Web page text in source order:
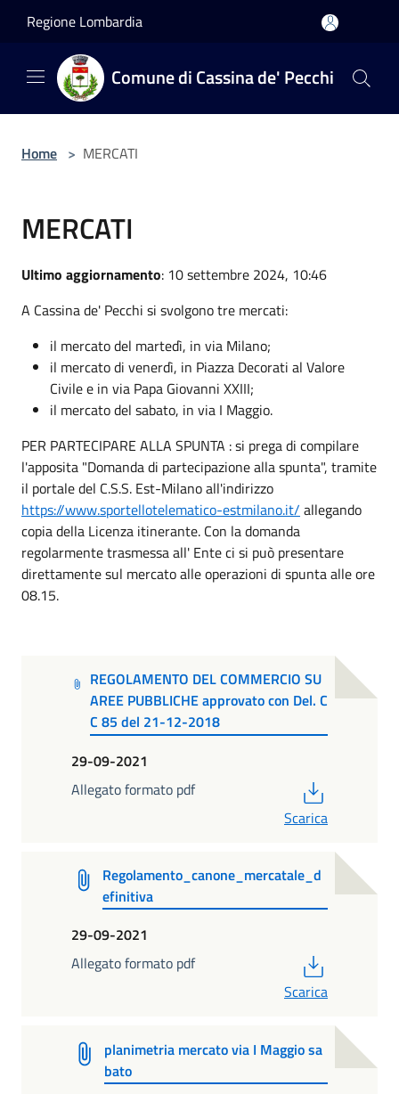
Regione Lombardia
Comune di Cassina de' Pecchi
Home > MERCATI
MERCATI
Ultimo aggiornamento: 10 settembre 2024, 10:46
A Cassina de' Pecchi si svolgono tre mercati:
il mercato del martedì, in via Milano;
il mercato di venerdì, in Piazza Decorati al Valore
Civile e in via Papa Giovanni XXIII;
il mercato del sabato, in via I Maggio.
PER PARTECIPARE ALLA SPUNTA : si prega di compilare
l'apposita "Domanda di partecipazione alla spunta", tramite
il portale del C.S.S. Est-Milano all'indirizzo
https://www.sportellotelematico-estmilano.it/ allegando
copia della Licenza itinerante. Con la domanda
regolarmente trasmessa all' Ente ci si può presentare
direttamente sul mercato alle operazioni di spunta alle ore
08.15.
REGOLAMENTO DEL COMMERCIO SU
AREE PUBBLICHE approvato con Del. C
C 85 del 21-12-2018
29-09-2021
Allegato formato pdf
Scarica
Regolamento_canone_mercatale_d
efinitiva
29-09-2021
Allegato formato pdf
Scarica
planimetria mercato via I Maggio sa
bato